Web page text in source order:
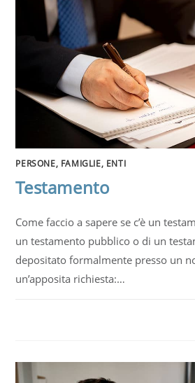
PERSONE, FAMIGLIE, ENTI
Testamento
Come faccio a sapere se c’è un
un testamento pubblico o di un
depositato formalmente presso un
un’apposita richiesta:…